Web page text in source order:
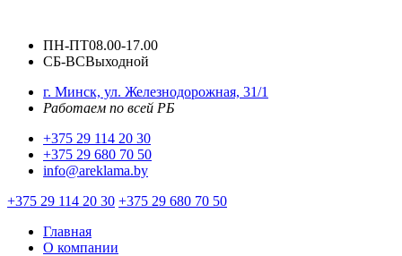
ПН-ПТ08.00-17.00
СБ-ВСВыходной
г. Минск, ул. Железнодорожная, 31/1
Работаем по всей РБ
+375 29 114 20 30
+375 29 680 70 50
info@areklama.by
+375 29 114 20 30 +375 29 680 70 50
Главная
О компании